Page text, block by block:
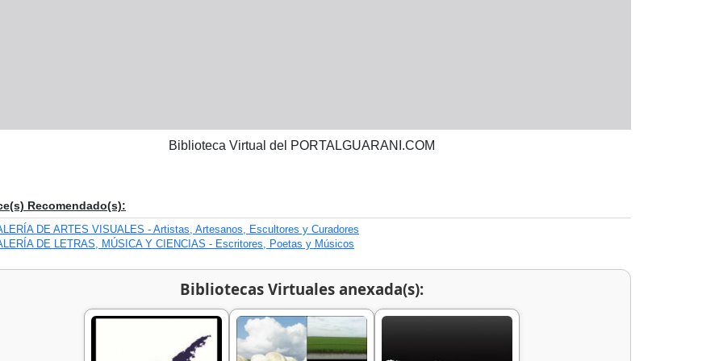
Biblioteca Virtual del PORTALGUARANI.COM
Recomendado(s):
DE ARTES VISUALES - Artistas, Artesanos, Escultores y Curadores
DE LETRAS, MÚSICA Y CIENCIAS - Escritores, Poetas y Músicos
Bibliotecas Virtuales anexada(s):